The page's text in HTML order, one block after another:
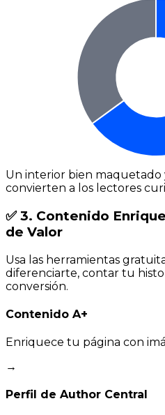
Un interior bien
convierten a los lectores
✅ 3. Contenido
de Valor
Usa las herramientas
diferenciarte, contar tu
conversión.
Contenido A+
Enriquece tu página con
→
Perfil de Author Central